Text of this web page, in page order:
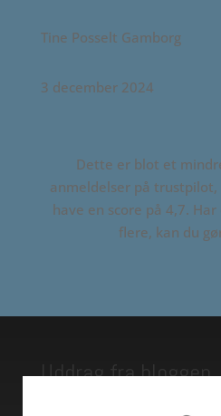
Tine Posselt Gamborg
3 december 2024
Dette er blot et
anmeldelser på
have en score på 4,7.
flere, kan du
Uddrag fra bloggen